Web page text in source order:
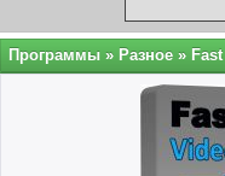
Программы » Разное »